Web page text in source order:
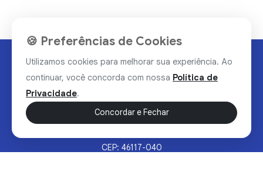
CEP: 46117-040
🍪 Preferências de Cookies
Utilizamos cookies para melhorar sua experiência. Ao
continuar, você concorda com nossa Política de
Privacidade.
Concordar e Fechar